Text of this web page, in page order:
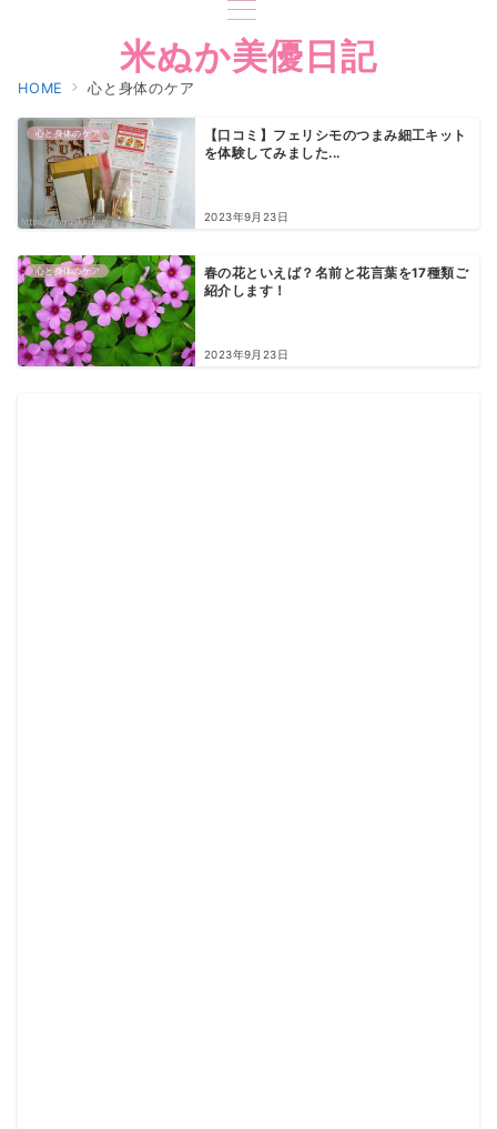
米ぬか美優日記
HOME 心と身体のケア
心と身体のケア
【口コミ】フェリシモのつまみ細工キット
を体験してみました...
2023年9月23日
心と身体のケア
春の花といえば？名前と花言葉を17種類ご
紹介します！
2023年9月23日